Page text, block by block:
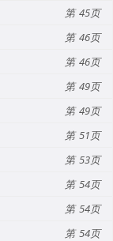
45
46
46
49
49
51
53
54
54
54